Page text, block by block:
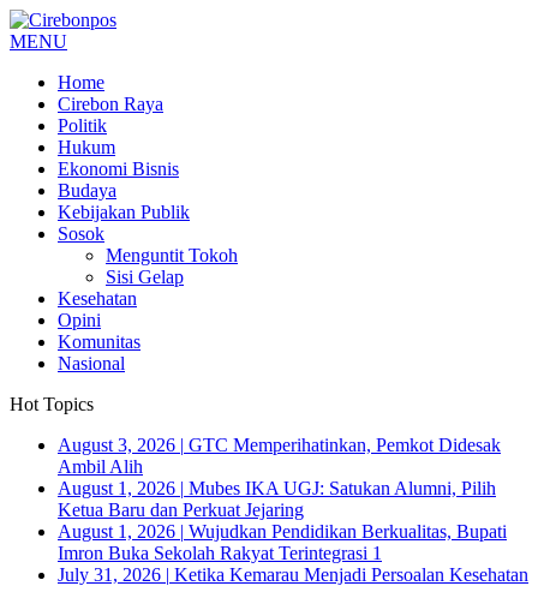
MENU
Home
Cirebon Raya
Politik
Hukum
Ekonomi Bisnis
Budaya
Kebijakan Publik
Sosok
Menguntit Tokoh
Sisi Gelap
Kesehatan
Opini
Komunitas
Nasional
Hot Topics
August 3, 2026 | GTC Memperihatinkan, Pemkot Didesak
Ambil Alih
August 1, 2026 | Mubes IKA UGJ: Satukan Alumni, Pilih
Ketua Baru dan Perkuat Jejaring
August 1, 2026 | Wujudkan Pendidikan Berkualitas, Bupati
Imron Buka Sekolah Rakyat Terintegrasi 1
July 31, 2026 | Ketika Kemarau Menjadi Persoalan Kesehatan